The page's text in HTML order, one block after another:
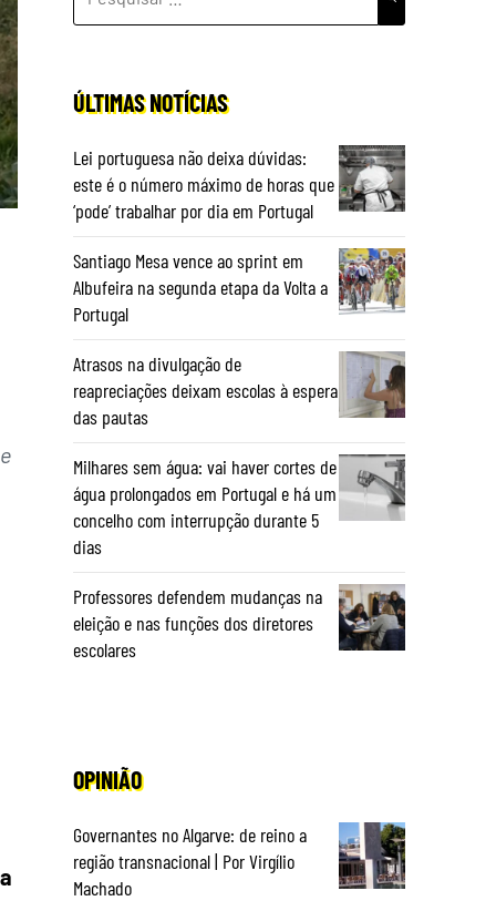
POR:
ÚLTIMAS NOTÍCIAS
Lei portuguesa não deixa dúvidas:
este é o número máximo de horas que
‘pode’ trabalhar por dia em Portugal
Santiago Mesa vence ao sprint em
Albufeira na segunda etapa da Volta a
Portugal
Atrasos na divulgação de
reapreciações deixam escolas à espera
das pautas
Milhares sem água: vai haver cortes de
água prolongados em Portugal e há um
concelho com interrupção durante 5
dias
Professores defendem mudanças na
eleição e nas funções dos diretores
escolares
OPINIÃO
Governantes no Algarve: de reino a
região transnacional | Por Virgílio
Machado